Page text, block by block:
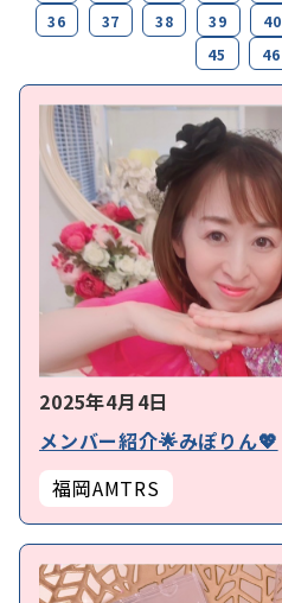
36
37 38 39 40
45
46
2025年4月4日
メンバー紹介🌟みぽりん💖
福岡AMTRS